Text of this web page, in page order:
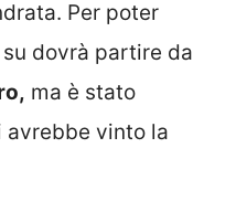
Per poter
dovrà partire da
ma è stato
avrebbe vinto la